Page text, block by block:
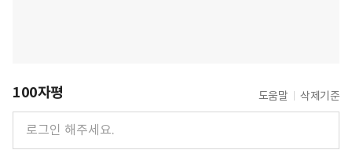
100자평 도움말 삭제기준